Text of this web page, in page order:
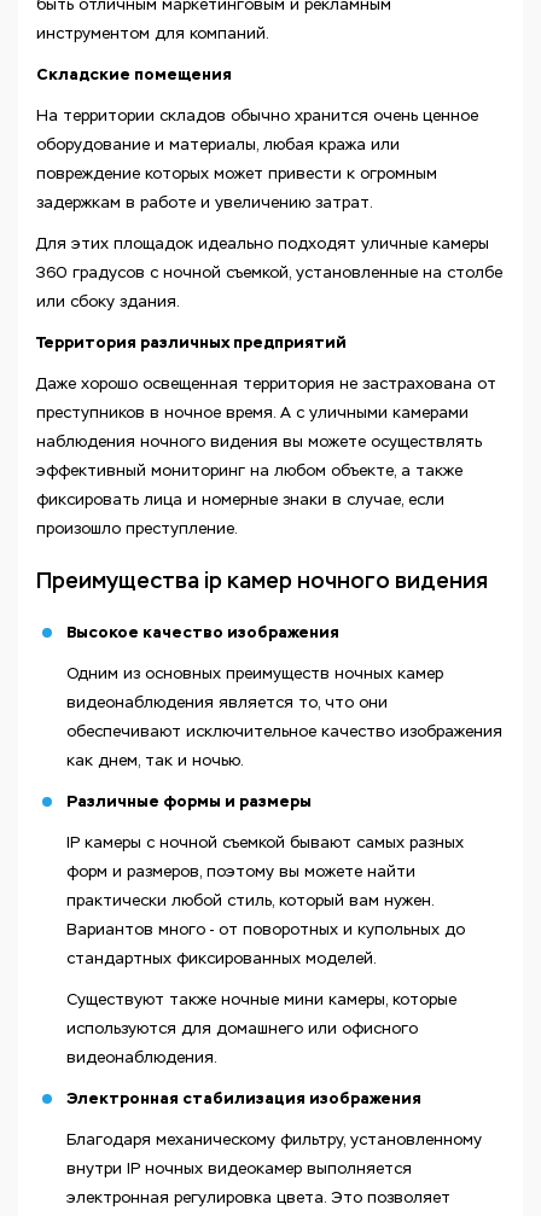
быть отличным маркетинговым и рекламным
инструментом для компаний.
Складские помещения
На территории складов обычно хранится очень ценное
оборудование и материалы, любая кража или
повреждение которых может привести к огромным
задержкам в работе и увеличению затрат.
Для этих площадок идеально подходят уличные камеры
360 градусов с ночной съемкой, установленные на столбе
или сбоку здания.
Территория различных предприятий
Даже хорошо освещенная территория не застрахована от
преступников в ночное время. А с уличными камерами
наблюдения ночного видения вы можете осуществлять
эффективный мониторинг на любом объекте, а также
фиксировать лица и номерные знаки в случае, если
произошло преступление.
Преимущества ip камер ночного видения
Высокое качество изображения
Одним из основных преимуществ ночных камер
видеонаблюдения является то, что они
обеспечивают исключительное качество изображения
как днем, так и ночью.
Различные формы и размеры
IP камеры с ночной съемкой бывают самых разных
форм и размеров, поэтому вы можете найти
практически любой стиль, который вам нужен.
Вариантов много - от поворотных и купольных до
стандартных фиксированных моделей.
Существуют также ночные мини камеры, которые
используются для домашнего или офисного
видеонаблюдения.
Электронная стабилизация изображения
Благодаря механическому фильтру, установленному
внутри IP ночных видеокамер выполняется
электронная регулировка цвета. Это позволяет